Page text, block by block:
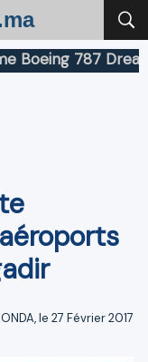
787 Dreamliner
le 27 Février 2017